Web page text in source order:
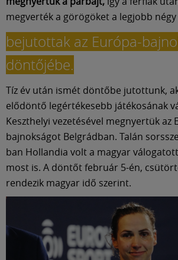
megverték a görögöket a legjobb
bejutottak az Európa-
döntőjébe.
Tíz év után ismét döntőbe jutottunk,
elődöntő legértékesebb játékosának
Keszthelyi vezetésével megnyertük az
bajnokságot Belgrádban. Talán
ban Hollandia volt a magyar
most is. A döntőt február 5-én,
rendezik magyar idő szerint.